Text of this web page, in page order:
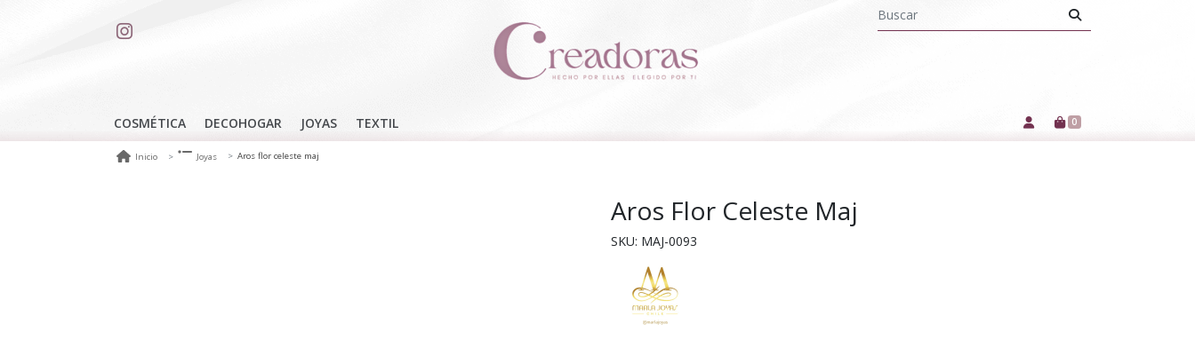
COSMÉTICA DECOHOGAR JOYAS TEXTIL 0
Inicio Joyas Aros flor celeste maj
Aros Flor Celeste Maj
SKU: MAJ-0093